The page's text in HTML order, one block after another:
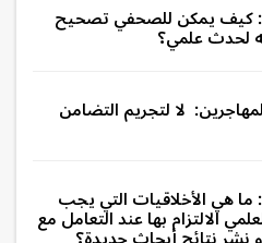
كيف يمكن للصحفي تصحيح
لحدث علمي؟
لا لتجريم التضامن
هي الأخلاقيات التي يجب
الالتزام بها عند التعامل مع